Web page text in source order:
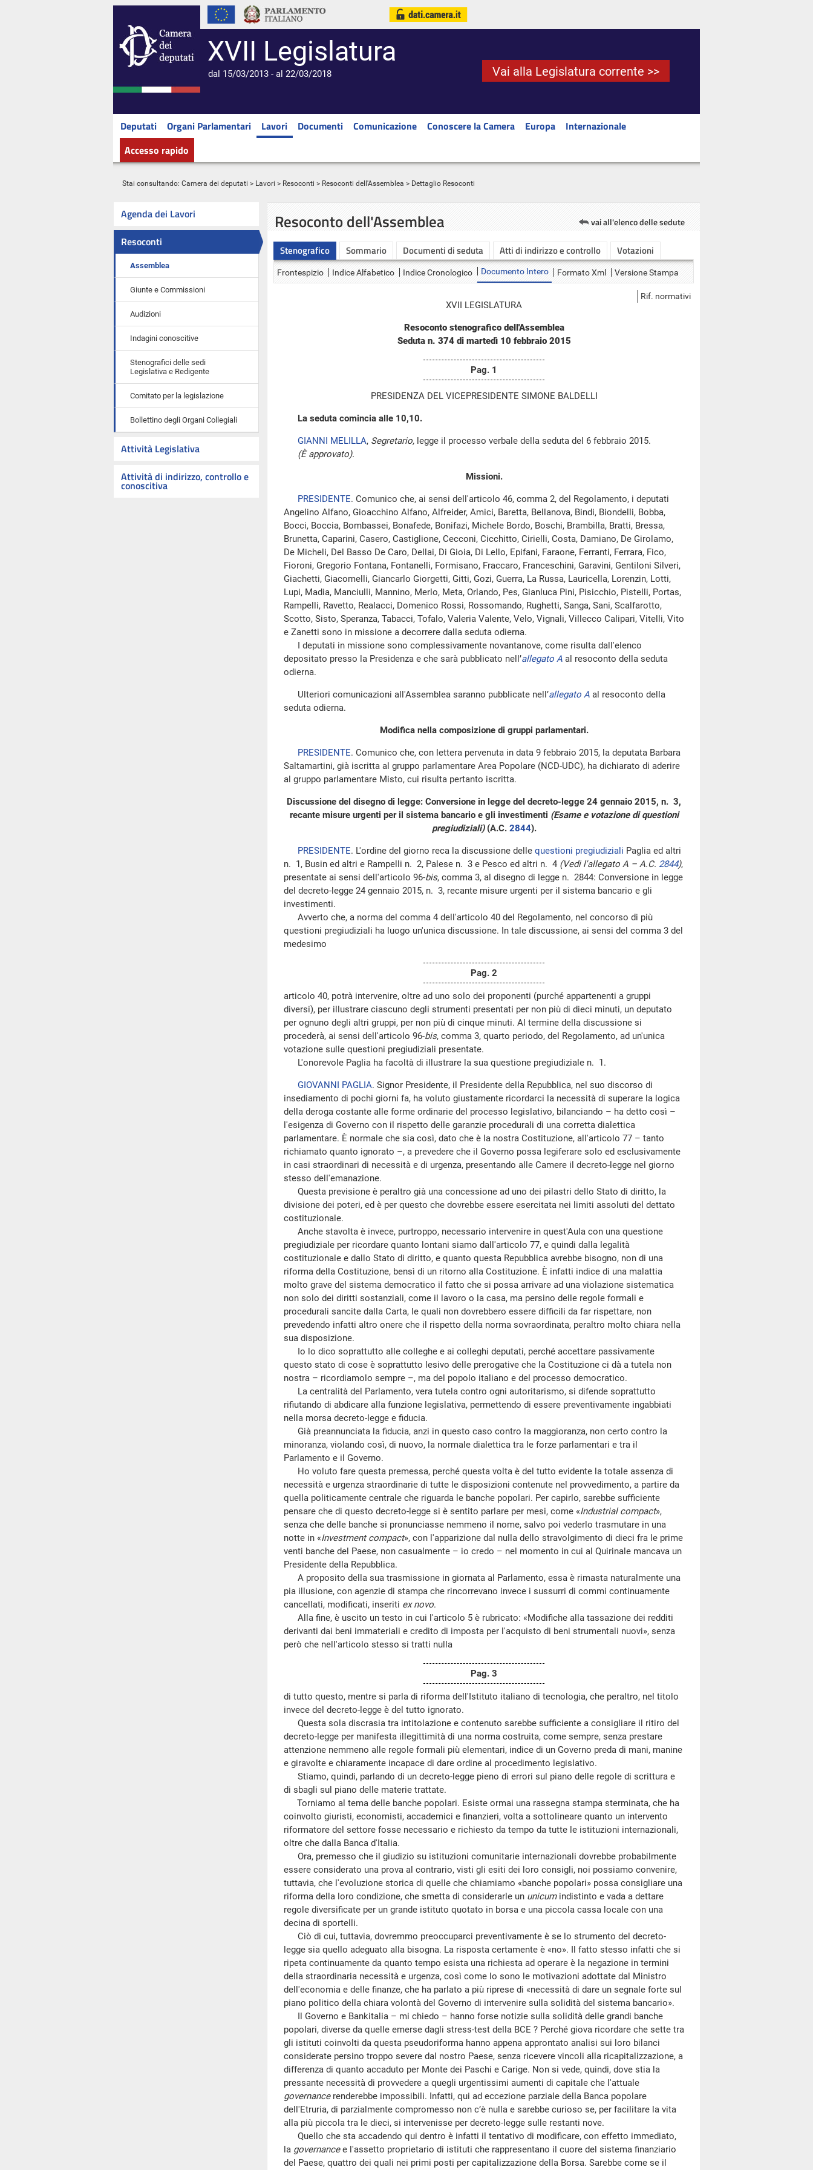
XVII Legislatura
dal 15/03/2013 - al 22/03/2018 Vai alla Legislatura corrente >>
Deputati Organi Parlamentari Lavori Documenti Comunicazione Conoscere la Camera Europa
Internazionale
Accesso rapido
Stai consultando: Camera dei deputati > Lavori > Resoconti > Resoconti dell'Assemblea > Dettaglio Resoconti
Agenda dei Lavori
Resoconti
Assemblea
Giunte e Commissioni
Audizioni
Indagini conoscitive
Stenografici delle sedi
Legislativa e Redigente
Comitato per la legislazione
Bollettino degli Organi Collegiali
Attività Legislativa
Attività di indirizzo, controllo e
conoscitiva
Resoconto dell'Assemblea vai all'elenco delle sedute
Stenografico Sommario Documenti di seduta Atti di indirizzo e controllo Votazioni
Frontespizio Indice Alfabetico Indice Cronologico Documento Intero Formato Xml Versione Stampa
Rif. normativi
XVII LEGISLATURA
Resoconto stenografico dell'Assemblea
Seduta n. 374 di martedì 10 febbraio 2015
Pag. 1
PRESIDENZA DEL VICEPRESIDENTE SIMONE BALDELLI
La seduta comincia alle 10,10.
GIANNI MELILLA, Segretario, legge il processo verbale della seduta del 6 febbraio 2015.
(È approvato).
Missioni.
PRESIDENTE. Comunico che, ai sensi dell'articolo 46, comma 2, del Regolamento, i deputati
Angelino Alfano, Gioacchino Alfano, Alfreider, Amici, Baretta, Bellanova, Bindi, Biondelli, Bobba,
Bocci, Boccia, Bombassei, Bonafede, Bonifazi, Michele Bordo, Boschi, Brambilla, Bratti, Bressa,
Brunetta, Caparini, Casero, Castiglione, Cecconi, Cicchitto, Cirielli, Costa, Damiano, De Girolamo,
De Micheli, Del Basso De Caro, Dellai, Di Gioia, Di Lello, Epifani, Faraone, Ferranti, Ferrara, Fico,
Fioroni, Gregorio Fontana, Fontanelli, Formisano, Fraccaro, Franceschini, Garavini, Gentiloni Silveri,
Giachetti, Giacomelli, Giancarlo Giorgetti, Gitti, Gozi, Guerra, La Russa, Lauricella, Lorenzin, Lotti,
Lupi, Madia, Manciulli, Mannino, Merlo, Meta, Orlando, Pes, Gianluca Pini, Pisicchio, Pistelli, Portas,
Rampelli, Ravetto, Realacci, Domenico Rossi, Rossomando, Rughetti, Sanga, Sani, Scalfarotto,
Scotto, Sisto, Speranza, Tabacci, Tofalo, Valeria Valente, Velo, Vignali, Villecco Calipari, Vitelli, Vito
e Zanetti sono in missione a decorrere dalla seduta odierna.
I deputati in missione sono complessivamente novantanove, come risulta dall'elenco
depositato presso la Presidenza e che sarà pubblicato nell’allegato A al resoconto della seduta
odierna.
Ulteriori comunicazioni all'Assemblea saranno pubblicate nell’allegato A al resoconto della
seduta odierna.
Modifica nella composizione di gruppi parlamentari.
PRESIDENTE. Comunico che, con lettera pervenuta in data 9 febbraio 2015, la deputata Barbara
Saltamartini, già iscritta al gruppo parlamentare Area Popolare (NCD-UDC), ha dichiarato di aderire
al gruppo parlamentare Misto, cui risulta pertanto iscritta.
Discussione del disegno di legge: Conversione in legge del decreto-legge 24 gennaio 2015, n. 3,
recante misure urgenti per il sistema bancario e gli investimenti (Esame e votazione di questioni
pregiudiziali)(A.C. 2844).
PRESIDENTE. L'ordine del giorno reca la discussione delle questioni pregiudiziali Paglia ed altri
n. 1, Busin ed altri e Rampelli n. 2, Palese n. 3 e Pesco ed altri n. 4 (Vedi l'allegato A – A.C. 2844),
presentate ai sensi dell'articolo 96-bis, comma 3, al disegno di legge n. 2844: Conversione in legge
del decreto-legge 24 gennaio 2015, n. 3, recante misure urgenti per il sistema bancario e gli
investimenti.
Avverto che, a norma del comma 4 dell'articolo 40 del Regolamento, nel concorso di più
questioni pregiudiziali ha luogo un'unica discussione. In tale discussione, ai sensi del comma 3 del
medesimo
Pag. 2
articolo 40, potrà intervenire, oltre ad uno solo dei proponenti (purché appartenenti a gruppi
diversi), per illustrare ciascuno degli strumenti presentati per non più di dieci minuti, un deputato
per ognuno degli altri gruppi, per non più di cinque minuti. Al termine della discussione si
procederà, ai sensi dell'articolo 96-bis, comma 3, quarto periodo, del Regolamento, ad un'unica
votazione sulle questioni pregiudiziali presentate.
L'onorevole Paglia ha facoltà di illustrare la sua questione pregiudiziale n. 1.
GIOVANNI PAGLIA. Signor Presidente, il Presidente della Repubblica, nel suo discorso di
insediamento di pochi giorni fa, ha voluto giustamente ricordarci la necessità di superare la logica
della deroga costante alle forme ordinarie del processo legislativo, bilanciando – ha detto così –
l'esigenza di Governo con il rispetto delle garanzie procedurali di una corretta dialettica
parlamentare. È normale che sia così, dato che è la nostra Costituzione, all'articolo 77 – tanto
richiamato quanto ignorato –, a prevedere che il Governo possa legiferare solo ed esclusivamente
in casi straordinari di necessità e di urgenza, presentando alle Camere il decreto-legge nel giorno
stesso dell'emanazione.
Questa previsione è peraltro già una concessione ad uno dei pilastri dello Stato di diritto, la
divisione dei poteri, ed è per questo che dovrebbe essere esercitata nei limiti assoluti del dettato
costituzionale.
Anche stavolta è invece, purtroppo, necessario intervenire in quest'Aula con una questione
pregiudiziale per ricordare quanto lontani siamo dall'articolo 77, e quindi dalla legalità
costituzionale e dallo Stato di diritto, e quanto questa Repubblica avrebbe bisogno, non di una
riforma della Costituzione, bensì di un ritorno alla Costituzione. È infatti indice di una malattia
molto grave del sistema democratico il fatto che si possa arrivare ad una violazione sistematica
non solo dei diritti sostanziali, come il lavoro o la casa, ma persino delle regole formali e
procedurali sancite dalla Carta, le quali non dovrebbero essere difficili da far rispettare, non
prevedendo infatti altro onere che il rispetto della norma sovraordinata, peraltro molto chiara nella
sua disposizione.
Io lo dico soprattutto alle colleghe e ai colleghi deputati, perché accettare passivamente
questo stato di cose è soprattutto lesivo delle prerogative che la Costituzione ci dà a tutela non
nostra – ricordiamolo sempre –, ma del popolo italiano e del processo democratico.
La centralità del Parlamento, vera tutela contro ogni autoritarismo, si difende soprattutto
rifiutando di abdicare alla funzione legislativa, permettendo di essere preventivamente ingabbiati
nella morsa decreto-legge e fiducia.
Già preannunciata la fiducia, anzi in questo caso contro la maggioranza, non certo contro la
minoranza, violando così, di nuovo, la normale dialettica tra le forze parlamentari e tra il
Parlamento e il Governo.
Ho voluto fare questa premessa, perché questa volta è del tutto evidente la totale assenza di
necessità e urgenza straordinarie di tutte le disposizioni contenute nel provvedimento, a partire da
quella politicamente centrale che riguarda le banche popolari. Per capirlo, sarebbe sufficiente
pensare che di questo decreto-legge si è sentito parlare per mesi, come «Industrial compact»,
senza che delle banche si pronunciasse nemmeno il nome, salvo poi vederlo trasmutare in una
notte in «Investment compact», con l'apparizione dal nulla dello stravolgimento di dieci fra le prime
venti banche del Paese, non casualmente – io credo – nel momento in cui al Quirinale mancava un
Presidente della Repubblica.
A proposito della sua trasmissione in giornata al Parlamento, essa è rimasta naturalmente una
pia illusione, con agenzie di stampa che rincorrevano invece i sussurri di commi continuamente
cancellati, modificati, inseriti ex novo.
Alla fine, è uscito un testo in cui l'articolo 5 è rubricato: «Modifiche alla tassazione dei redditi
derivanti dai beni immateriali e credito di imposta per l'acquisto di beni strumentali nuovi», senza
però che nell'articolo stesso si tratti nulla
Pag. 3
di tutto questo, mentre si parla di riforma dell'Istituto italiano di tecnologia, che peraltro, nel titolo
invece del decreto-legge è del tutto ignorato.
Questa sola discrasia tra intitolazione e contenuto sarebbe sufficiente a consigliare il ritiro del
decreto-legge per manifesta illegittimità di una norma costruita, come sempre, senza prestare
attenzione nemmeno alle regole formali più elementari, indice di un Governo preda di mani, manine
e giravolte e chiaramente incapace di dare ordine al procedimento legislativo.
Stiamo, quindi, parlando di un decreto-legge pieno di errori sul piano delle regole di scrittura e
di sbagli sul piano delle materie trattate.
Torniamo al tema delle banche popolari. Esiste ormai una rassegna stampa sterminata, che ha
coinvolto giuristi, economisti, accademici e finanzieri, volta a sottolineare quanto un intervento
riformatore del settore fosse necessario e richiesto da tempo da tutte le istituzioni internazionali,
oltre che dalla Banca d'Italia.
Ora, premesso che il giudizio su istituzioni comunitarie internazionali dovrebbe probabilmente
essere considerato una prova al contrario, visti gli esiti dei loro consigli, noi possiamo convenire,
tuttavia, che l'evoluzione storica di quelle che chiamiamo «banche popolari» possa consigliare una
riforma della loro condizione, che smetta di considerarle un unicumindistinto e vada a dettare
regole diversificate per un grande istituto quotato in borsa e una piccola cassa locale con una
decina di sportelli.
Ciò di cui, tuttavia, dovremmo preoccuparci preventivamente è se lo strumento del decreto-
legge sia quello adeguato alla bisogna. La risposta certamente è «no». Il fatto stesso infatti che si
ripeta continuamente da quanto tempo esista una richiesta ad operare è la negazione in termini
della straordinaria necessità e urgenza, così come lo sono le motivazioni adottate dal Ministro
dell'economia e delle finanze, che ha parlato a più riprese di «necessità di dare un segnale forte sul
piano politico della chiara volontà del Governo di intervenire sulla solidità del sistema bancario».
Il Governo e Bankitalia – mi chiedo – hanno forse notizie sulla solidità delle grandi banche
popolari, diverse da quelle emerse dagli stress-test della BCE ? Perché giova ricordare che sette tra
gli istituti coinvolti da questa pseudoriforma hanno appena approntato analisi sui loro bilanci
considerate persino troppo severe dal nostro Paese, senza ricevere vincoli alla ricapitalizzazione, a
differenza di quanto accaduto per Monte dei Paschi e Carige. Non si vede, quindi, dove stia la
pressante necessità di provvedere a quegli urgentissimi aumenti di capitale che l'attuale
governancerenderebbe impossibili. Infatti, qui ad eccezione parziale della Banca popolare
dell'Etruria, di parzialmente compromesso non c’è nulla e sarebbe curioso se, per facilitare la vita
alla più piccola tra le dieci, si intervenisse per decreto-legge sulle restanti nove.
Quello che sta accadendo qui dentro è infatti il tentativo di modificare, con effetto immediato,
la governancee l'assetto proprietario di istituti che rappresentano il cuore del sistema finanziario
del Paese, quattro dei quali nei primi posti per capitalizzazione della Borsa. Sarebbe come se il